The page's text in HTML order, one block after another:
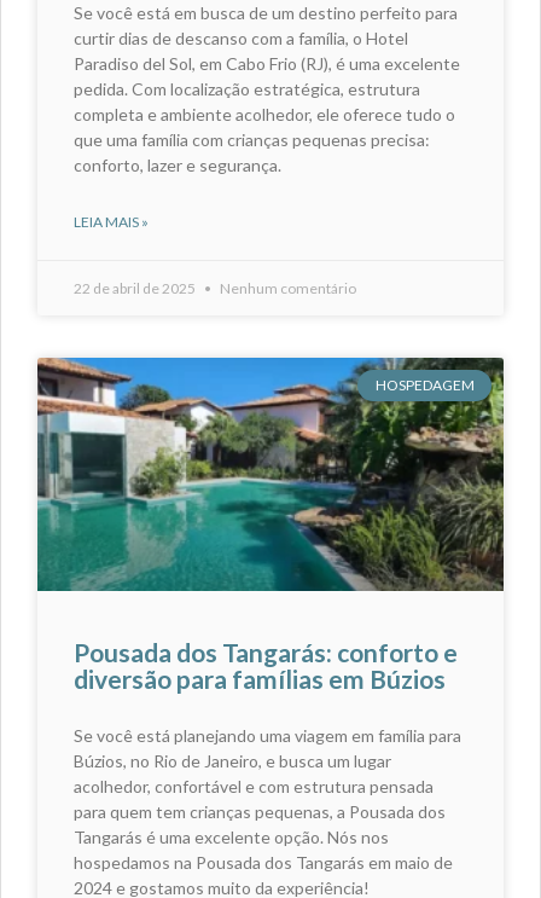
Se você está em busca de um destino perfeito para
curtir dias de descanso com a família, o Hotel
Paradiso del Sol, em Cabo Frio (RJ), é uma excelente
pedida. Com localização estratégica, estrutura
completa e ambiente acolhedor, ele oferece tudo o
que uma família com crianças pequenas precisa:
conforto, lazer e segurança.
LEIA MAIS »
22 de abril de 2025 Nenhum comentário
HOSPEDAGEM
Pousada dos Tangarás: conforto e
diversão para famílias em Búzios
Se você está planejando uma viagem em família para
Búzios, no Rio de Janeiro, e busca um lugar
acolhedor, confortável e com estrutura pensada
para quem tem crianças pequenas, a Pousada dos
Tangarás é uma excelente opção. Nós nos
hospedamos na Pousada dos Tangarás em maio de
2024 e gostamos muito da experiência!